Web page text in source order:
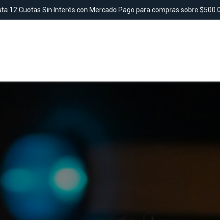
12 Cuotas Sin Interés con Mercado Pago para compras sobre